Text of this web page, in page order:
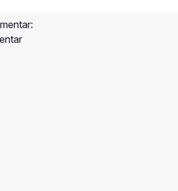
masing.Mengapa Buka Barbershop di
Daerah Sangat Potensial?Persaingan
mendapatkan ilmu yang
maksimal.Berikut adalah panduan